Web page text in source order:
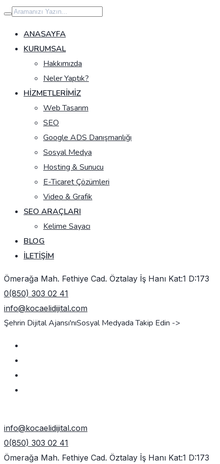
İçeriğe
geç
ANASAYFA
KURUMSAL
Hakkımızda
Neler Yaptık?
HIZMETLERIMIZ
Web Tasarım
SEO
Google ADS Danışmanlığı
Sosyal Medya
Hosting & Sunucu
E-Ticaret Çözümleri
Video & Grafik
SEO ARAÇLARI
Kelime Sayacı
BLOG
İLETIŞIM
Ömerağa Mah. Fethiye Cad. Öztalay İş Hanı Kat:1 D:173
0(850) 303 02 41
info@kocaelidijital.com
Şehrin Dijital Ajansı'nıSosyal Medyada Takip Edin ->
info@kocaelidijital.com
0(850) 303 02 41
Ömerağa Mah. Fethiye Cad. Öztalay İş Hanı Kat:1 D:173